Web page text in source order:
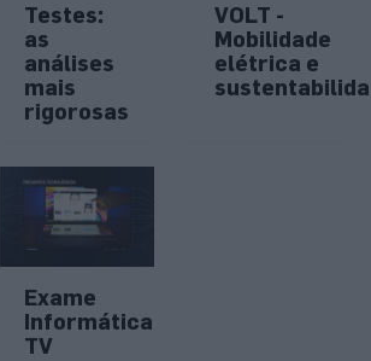
Testes:
as
análises
mais
rigorosas
VOLT -
Mobilidade
elétrica e
Exame
Informática
TV